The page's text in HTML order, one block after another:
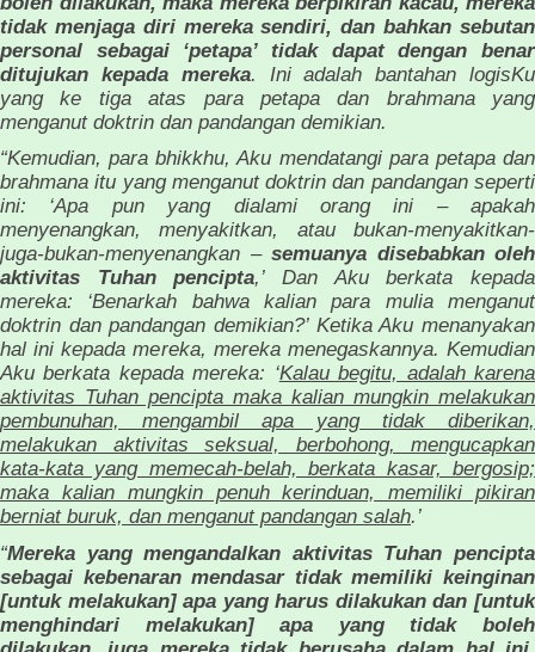
tidak menjaga diri mereka sendiri, dan bahkan sebutan
personal sebagai ‘petapa’ tidak dapat dengan benar
ditujukan kepada mereka. Ini adalah bantahan logisKu
yang ke tiga atas para petapa dan brahmana yang
menganut doktrin dan pandangan demikian.
“Kemudian, para bhikkhu, Aku mendatangi para petapa dan
brahmana itu yang menganut doktrin dan pandangan seperti
ini: ‘Apa pun yang dialami orang ini – apakah
menyenangkan, menyakitkan, atau bukan-menyakitkan-
juga-bukan-menyenangkan – semuanya disebabkan oleh
aktivitas Tuhan pencipta,’ Dan Aku berkata kepada
mereka: ‘Benarkah bahwa kalian para mulia menganut
doktrin dan pandangan demikian?’ Ketika Aku menanyakan
hal ini kepada mereka, mereka menegaskannya. Kemudian
Aku berkata kepada mereka: ‘Kalau begitu, adalah karena
aktivitas Tuhan pencipta maka kalian mungkin melakukan
pembunuhan, mengambil apa yang tidak diberikan,
melakukan aktivitas seksual, berbohong, mengucapkan
kata-kata yang memecah-belah, berkata kasar, bergosip;
maka kalian mungkin penuh kerinduan, memiliki pikiran
berniat buruk, dan menganut pandangan salah.’
“Mereka yang mengandalkan aktivitas Tuhan pencipta
sebagai kebenaran mendasar tidak memiliki keinginan
[untuk melakukan] apa yang harus dilakukan dan [untuk
menghindari melakukan] apa yang tidak boleh